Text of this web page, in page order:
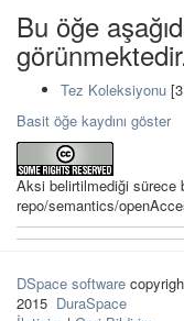
Bu öğe
Tez Koleksiyonu
Basit öğe kaydını göster
Aksi belirtilmediği sürece
repo/semantics/
DSpace software
2015 DuraSpace